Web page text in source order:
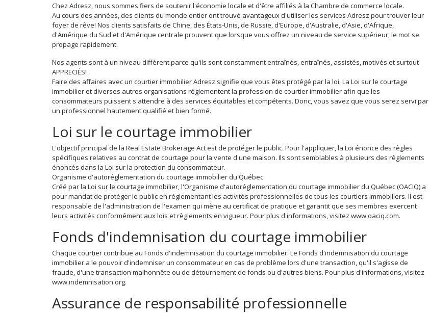
Chez Adresz, nous sommes fiers de soutenir l'économie locale et d'être affiliés à la Chambre de commerce locale.
Au cours des années, des clients du monde entier ont trouvé avantageux d'utiliser les services Adresz pour trouver leur
foyer de rêve! Nos clients satisfaits de Chine, des États-Unis, de Russie, d'Europe, d'Australie, d'Asie, d'Afrique,
d'Amérique du Sud et d'Amérique centrale prouvent que lorsque vous offrez un niveau de service supérieur, le mot se
propage rapidement.
Nos agents sont à un niveau différent parce qu'ils sont constamment entraînés, entraînés, assistés, motivés et surtout
APPRECIÉS!
Faire des affaires avec un courtier immobilier Adresz signifie que vous êtes protégé par la loi. La Loi sur le courtage
immobilier et diverses autres organisations réglementent la profession de courtier immobilier afin que les
consommateurs puissent s'attendre à des services équitables et compétents. Donc, vous savez que vous serez servi par
un professionnel hautement qualifié et bien formé.
Loi sur le courtage immobilier
L'objectif principal de la Real Estate Brokerage Act est de protéger le public. Pour l'appliquer, la Loi énonce des règles
spécifiques relatives au contrat de courtage pour la vente d'une maison. Ils sont semblables à plusieurs des règlements
énoncés dans la Loi sur la protection du consommateur.
Organisme d'autoréglementation du courtage immobilier du Québec
Créé par la Loi sur le courtage immobilier, l'Organisme d'autoréglementation du courtage immobilier du Québec (OACIQ) a
pour mandat de protéger le public en réglementant les activités professionnelles de tous les courtiers immobiliers. Il est
responsable de l'administration de l'examen qui mène au certificat de pratique et garantit que ses membres exercent
leurs activités conformément aux lois et règlements en vigueur. Pour plus d'informations, visitez www.oaciq.com.
Fonds d'indemnisation du courtage immobilier
Chaque courtier contribue au Fonds d'indemnisation du courtage immobilier. Le Fonds d'indemnisation du courtage
immobilier a le pouvoir d'indemniser un consommateur en cas de problème lors d'une transaction, qu'il s'agisse de
fraude, d'une transaction malhonnête ou de détournement de fonds ou d'autres biens. Pour plus d'informations, visitez
www.indemnisation.org.
Assurance de responsabilité professionnelle